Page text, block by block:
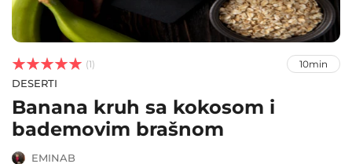


 (1) 10min
DESERTI
Banana kruh sa kokosom i
bademovim brašnom
EMINAB